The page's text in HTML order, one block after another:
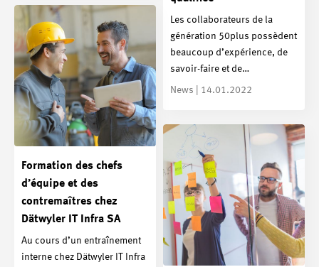
Les collaborateurs de la
génération 50plus possèdent
beaucoup d’expérience, de
savoir-faire et de…
News | 14.01.2022
Formation des chefs
d’équipe et des
contremaîtres chez
Dätwyler IT Infra SA
Au cours d’un entraînement
interne chez Dätwyler IT Infra